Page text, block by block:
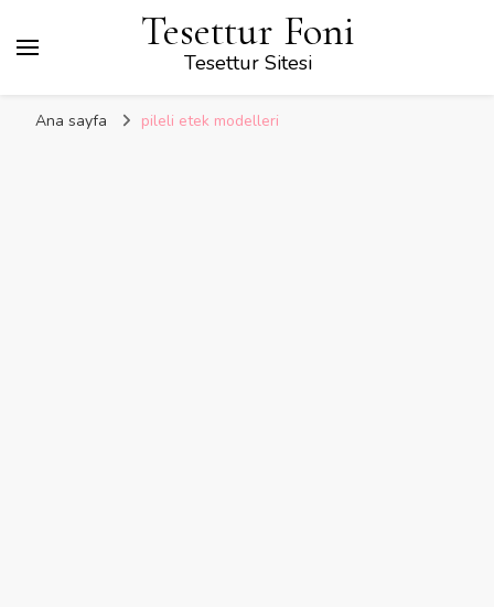
Tesettur Foni
Tesettur Sitesi
Ana sayfa pileli etek modelleri